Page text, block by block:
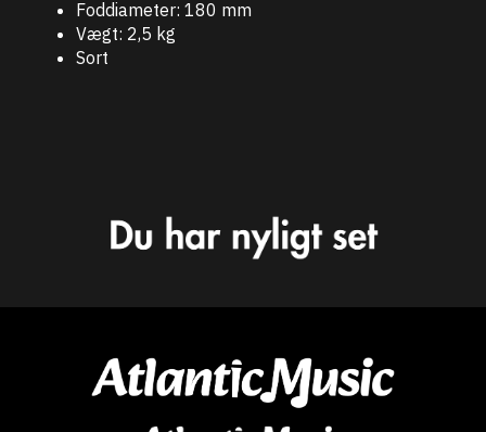
Foddiameter: 180 mm
Vægt: 2,5 kg
Sort